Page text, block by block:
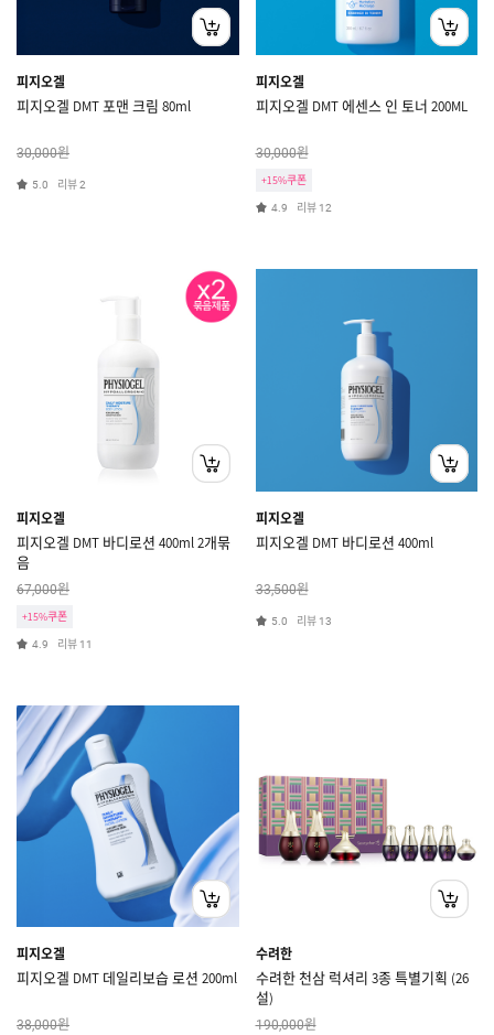
피지오겔
피지오겔 DMT 포맨 크림 80ml
30,000원
5.0 리뷰2
피지오겔
피지오겔 DMT 에센스 인 토너 200ML
30,000원
+15%쿠폰
4.9 리뷰 12
피지오겔
피지오겔 DMT 바디로션 400ml 2개묶
음
67,000원
+15%쿠폰
4.9 리뷰 11
피지오겔
피지오겔 DMT 바디로션 400ml
33,500원
5.0 리뷰 13
피지오겔
피지오겔 DMT 데일리보습 로션 200ml
38,000원
수려한
수려한 천삼 럭셔리 3종 특별기획 (26
설)
190,000원